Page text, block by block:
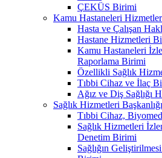
ÇEKÜS Birimi
Kamu Hastaneleri
Hasta ve Çalışan
Hastane Hizmetleri
Kamu Hastaneleri
Raporlama Birimi
Özellikli Sağlık
Tıbbi Cihaz ve İlaç
Ağız ve Diş Sağlığı
Sağlık Hizmetleri Başkanlığı
Tıbbi Cihaz,
Sağlık Hizmetleri
Denetim Birimi
Sağlığın